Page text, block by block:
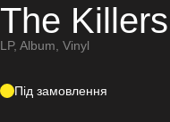
The
LP, Album, Vinyl
Під замовлення